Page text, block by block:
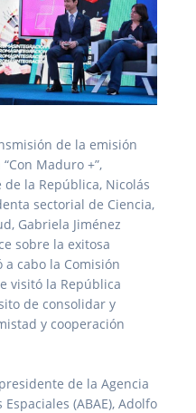
de la emisión
Maduro +”,
la República, Nicolás
sectorial de Ciencia,
Gabriela Jiménez
sobre la exitosa
cabo la Comisión
visitó la República
de consolidar y
y cooperación
de la Agencia
(ABAE), Adolfo